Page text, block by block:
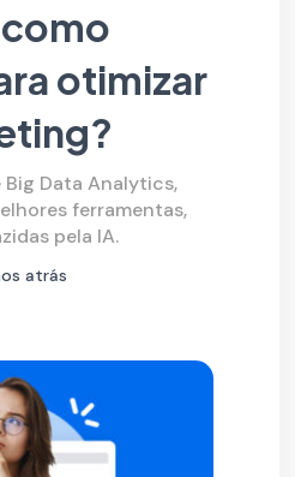
otimizar
Data Analytics,
ferramentas,
pela IA.
atrás